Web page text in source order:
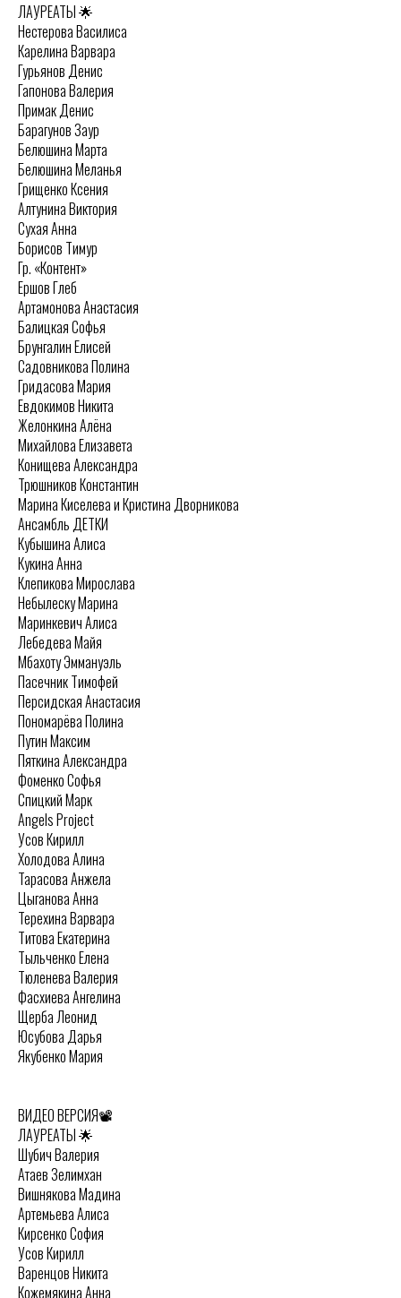
ЛАУРЕАТЫ 🌟
Нестерова Василиса
Карелина Варвара
Гурьянов Денис
Гапонова Валерия
Примак Денис
Барагунов Заур
Белюшина Марта
Белюшина Меланья
Грищенко Ксения
Алтунина Виктория
Сухая Анна
Борисов Тимур
Гр. «Контент»
Ершов Глеб
Артамонова Анастасия
Балицкая Софья
Брунгалин Елисей
Садовникова Полина
Гридасова Мария
Евдокимов Никита
Желонкина Алёна
Михайлова Елизавета
Конищева Александра
Трюшников Константин
Марина Киселева и Кристина Дворникова
Ансамбль ДЕТКИ
Кубышина Алиса
Кукина Анна
Клепикова Мирослава
Небылеску Марина
Маринкевич Алиса
Лебедева Майя
Мбахоту Эммануэль
Пасечник Тимофей
Персидская Анастасия
Пономарёва Полина
Путин Максим
Пяткина Александра
Фоменко Софья
Спицкий Марк
Angels Project
Усов Кирилл
Холодова Алина
Тарасова Анжела
Цыганова Анна
Терехина Варвара
Титова Екатерина
Тыльченко Елена
Тюленева Валерия
Фасхиева Ангелина
Щерба Леонид
Юсубова Дарья
Якубенко Мария
ВИДЕО ВЕРСИЯ📽️
ЛАУРЕАТЫ 🌟
Шубич Валерия
Атаев Зелимхан
Вишнякова Мадина
Артемьева Алиса
Кирсенко София
Усов Кирилл
Варенцов Никита
Кожемякина Анна